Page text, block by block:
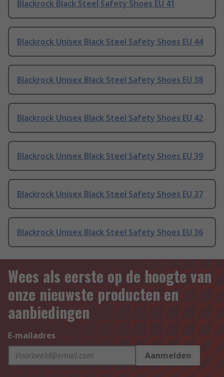
Blackrock Black Steel Safety Shoes EU 41
Blackrock Unisex Black Steel Safety Shoes EU 44
Blackrock Unisex Black Steel Safety Shoes EU 38
Blackrock Unisex Black Steel Safety Shoes EU 42
Blackrock Unisex Black Steel Safety Shoes EU 39
Blackrock Unisex Black Steel Safety Shoes EU 37
Blackrock Unisex Black Steel Safety Shoes EU 36
Wees als eerste op de hoogte van
onze nieuwste producten en
aanbiedingen
E-mailadres
Aanmelden